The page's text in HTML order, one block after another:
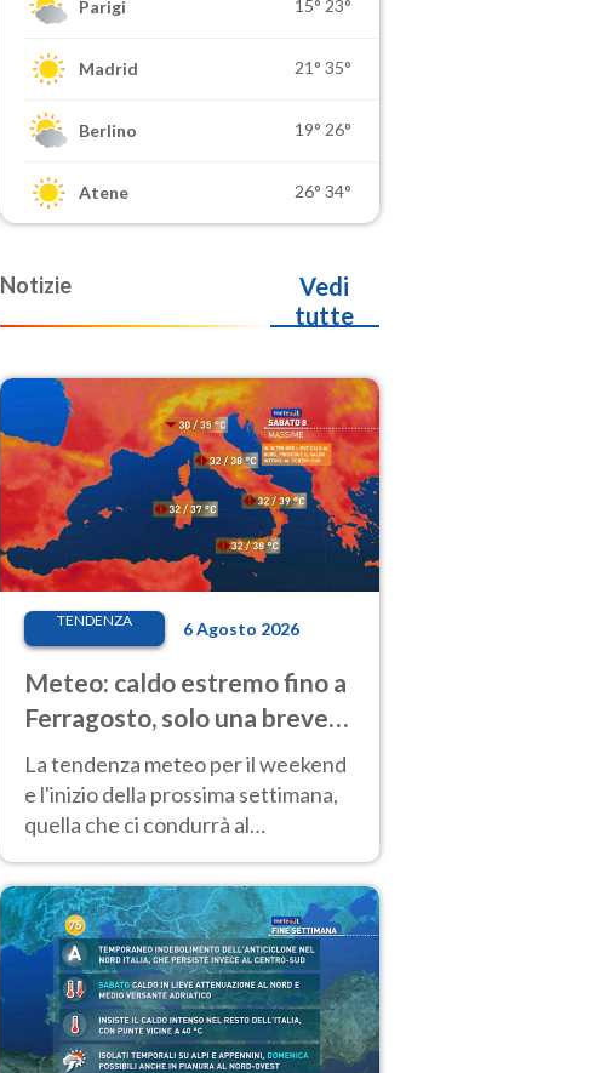
Parigi 15° 23°
Madrid 21° 35°
Berlino 19° 26°
Atene 26° 34°
Notizie
Vedi
tutte
TENDENZA 6 Agosto 2026
Meteo: caldo estremo fino a
Ferragosto, solo una breve
pausa. Ecco dove
La tendenza meteo per il weekend
e l'inizio della prossima settimana,
quella che ci condurrà al
temperature molto elevate